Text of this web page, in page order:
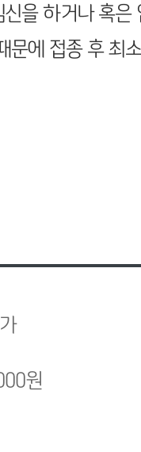
을 하거나 혹은
문에 접종 후 최
원